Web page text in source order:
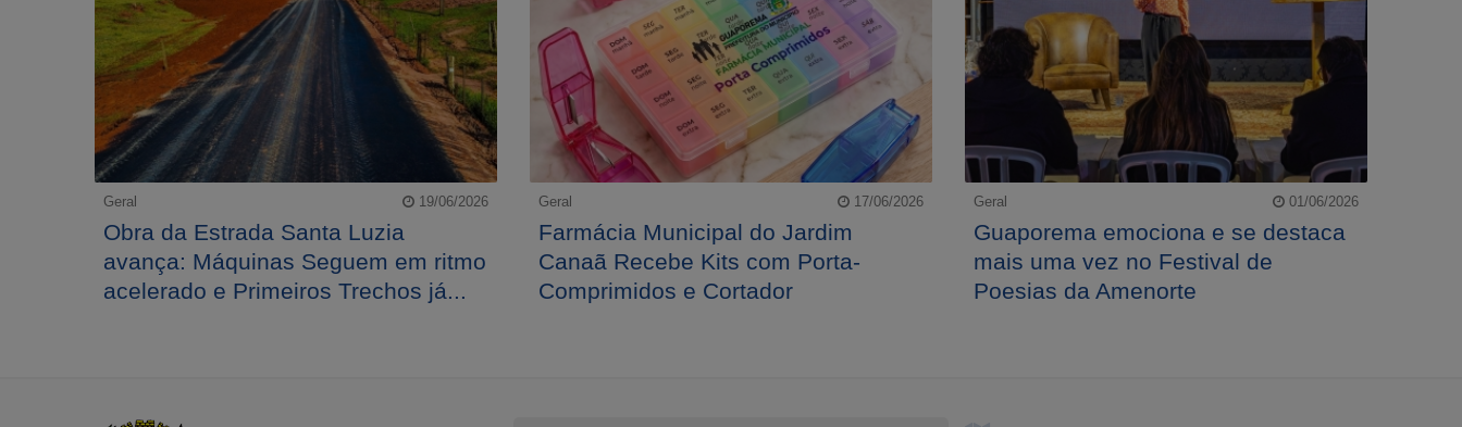
Geral 19/06/2026
Obra da Estrada Santa Luzia
avança: Máquinas Seguem em ritmo
acelerado e Primeiros Trechos já...
Geral 17/06/2026
Farmácia Municipal do Jardim
Canaã Recebe Kits com Porta-
Comprimidos e Cortador
Geral 01/06/2026
Guaporema emociona e se destaca
mais uma vez no Festival de
Poesias da Amenorte